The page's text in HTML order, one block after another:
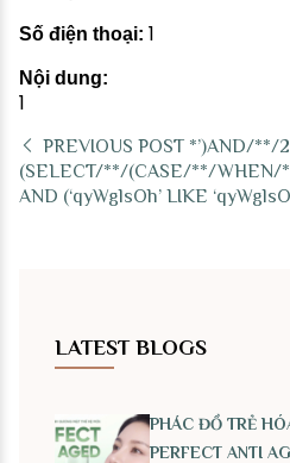
Số điện thoại: 1
Nội dung:
1
PREVIOUS POST *’)AND/**/
(SELECT/**/(CASE/**/WHEN/
AND (‘qyWglsOh’ LIKE
LATEST BLOGS
PHÁC ĐỒ TRẺ
PERFECT ANTI